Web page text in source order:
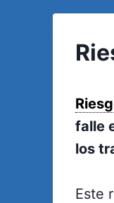
falle
los
Este